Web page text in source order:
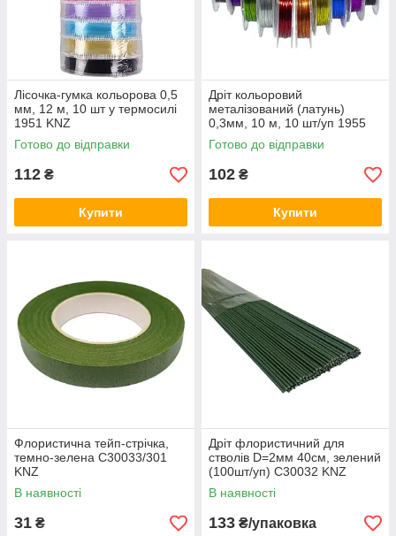
Лісочка-гумка кольорова 0,5
мм, 12 м, 10 шт у термосилі
1951 KNZ
Готово до відправки
112 ₴
Купити
Дріт кольоровий
металізований (латунь)
0,3мм, 10 м, 10 шт/уп 1955
KNZ
Готово до відправки
102 ₴
Купити
Флористична тейп-стрічка,
темно-зелена C30033/301
KNZ
В наявності
31 ₴
Дріт флористичний для
стволів D=2мм 40см, зелений
(100шт/уп) C30032 KNZ
В наявності
133 ₴/упаковка